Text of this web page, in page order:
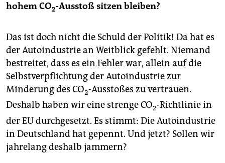
hohem CO2-Ausstoß sitzen bleiben?
Das ist doch nicht die Schuld der Politik! Da hat es
der Autoindustrie an Weitblick gefehlt. Niemand
bestreitet, dass es ein Fehler war, allein auf die
Selbstverpflichtung der Autoindustrie zur
Minderung des CO2-Ausstoßes zu vertrauen.
Deshalb haben wir eine strenge CO2-Richtlinie in
der EU durchgesetzt. Es stimmt: Die Autoindustrie
in Deutschland hat gepennt. Und jetzt? Sollen wir
jahrelang deshalb jammern?